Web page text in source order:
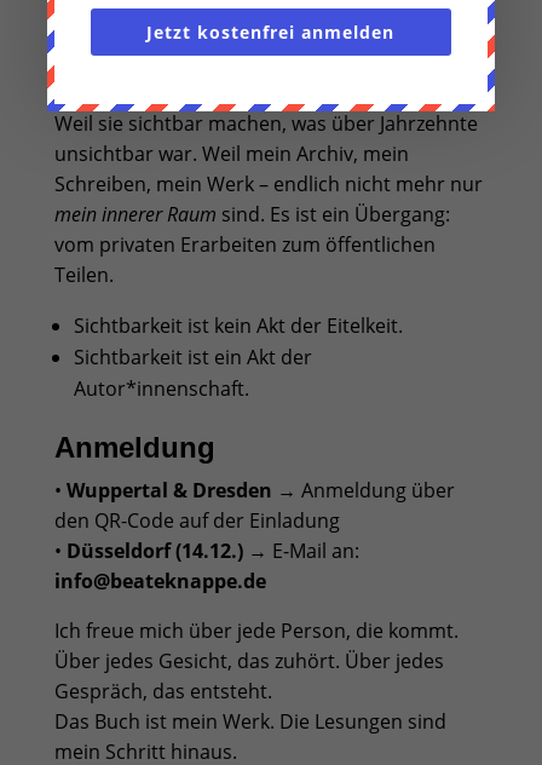
Warum diese drei Termine für
mich so bedeutsam sind
Weil sie sichtbar machen, was über Jahrzehnte
unsichtbar war. Weil mein Archiv, mein
Schreiben, mein Werk – endlich nicht mehr nur
mein innerer Raum sind. Es ist ein Übergang:
vom privaten Erarbeiten zum öffentlichen
Teilen.
Sichtbarkeit ist kein Akt der Eitelkeit.
Sichtbarkeit ist ein Akt der
Autor*innenschaft.
Anmeldung
• Wuppertal & Dresden → Anmeldung über
den QR-Code auf der Einladung
• Düsseldorf (14.12.)→ E-Mail an:
info@beateknappe.de
Ich freue mich über jede Person, die kommt.
Über jedes Gesicht, das zuhört. Über jedes
Gespräch, das entsteht.
Das Buch ist mein Werk. Die Lesungen sind
mein Schritt hinaus.
Jetzt kostenfrei anmelden